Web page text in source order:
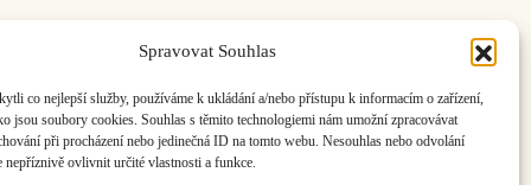
Spravovat Souhlas
co nejlepší služby, používáme k ukládání a/nebo přístupu k informacím o zařízení,
jsou soubory cookies. Souhlas s těmito technologiemi nám umožní zpracovávat
při procházení nebo jedinečná ID na tomto webu. Nesouhlas nebo odvolání
nepříznivě ovlivnit určité vlastnosti a funkce.